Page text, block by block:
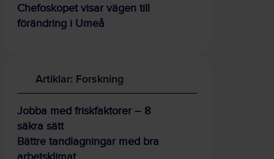
Chefoskopet visar vägen till
förändring i Umeå
Artiklar: Forskning
Jobba med friskfaktorer – 8
säkra sätt
Bättre tandlagningar med bra